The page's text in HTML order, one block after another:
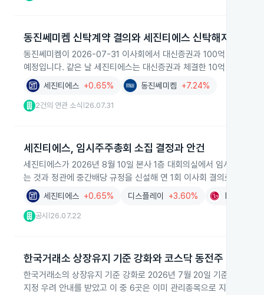
동진쎄미켐 신탁계약 결의와 세진티에스 신탁해지
동진쎄미켐이 2026-07-31 이사회에서 대신증권과 100억 원 규모
예정입니다. 같은 날 세진티에스는 대신증권과 체결한 10억 원 규모
세진티에스 +0.65% 동진쎄미켐 +7.24%
2건의 연관 소식 26.07.31
세진티에스, 임시주주총회 소집 결정과 안건
세진티에스가 2026년 8월 10일 본사 1층 대회의실에서 임시주주총
는 것과 정관에 중간배당 규정을 신설해 연 1회 이사회 결의로 중간배
세진티에스 +0.65% 디스플레이 +3.60%
공시 26.07.22
한국거래소 상장유지 기준 강화와 코스닥 동전주 압박
한국거래소의 상장유지 기준 강화로 2026년 7월 20일 기준 코스닥
지정 우려 안내를 받았고 이 중 6곳은 이미 관리종목으로 지정된 사